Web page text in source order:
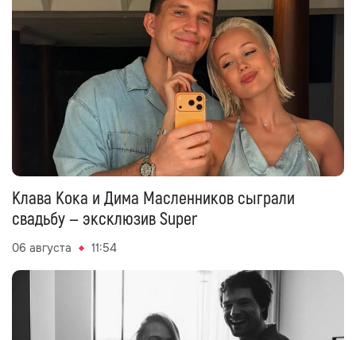
Клава Кока и Дима Масленников сыграли
свадьбу — эксклюзив Super
06 августа 11:54